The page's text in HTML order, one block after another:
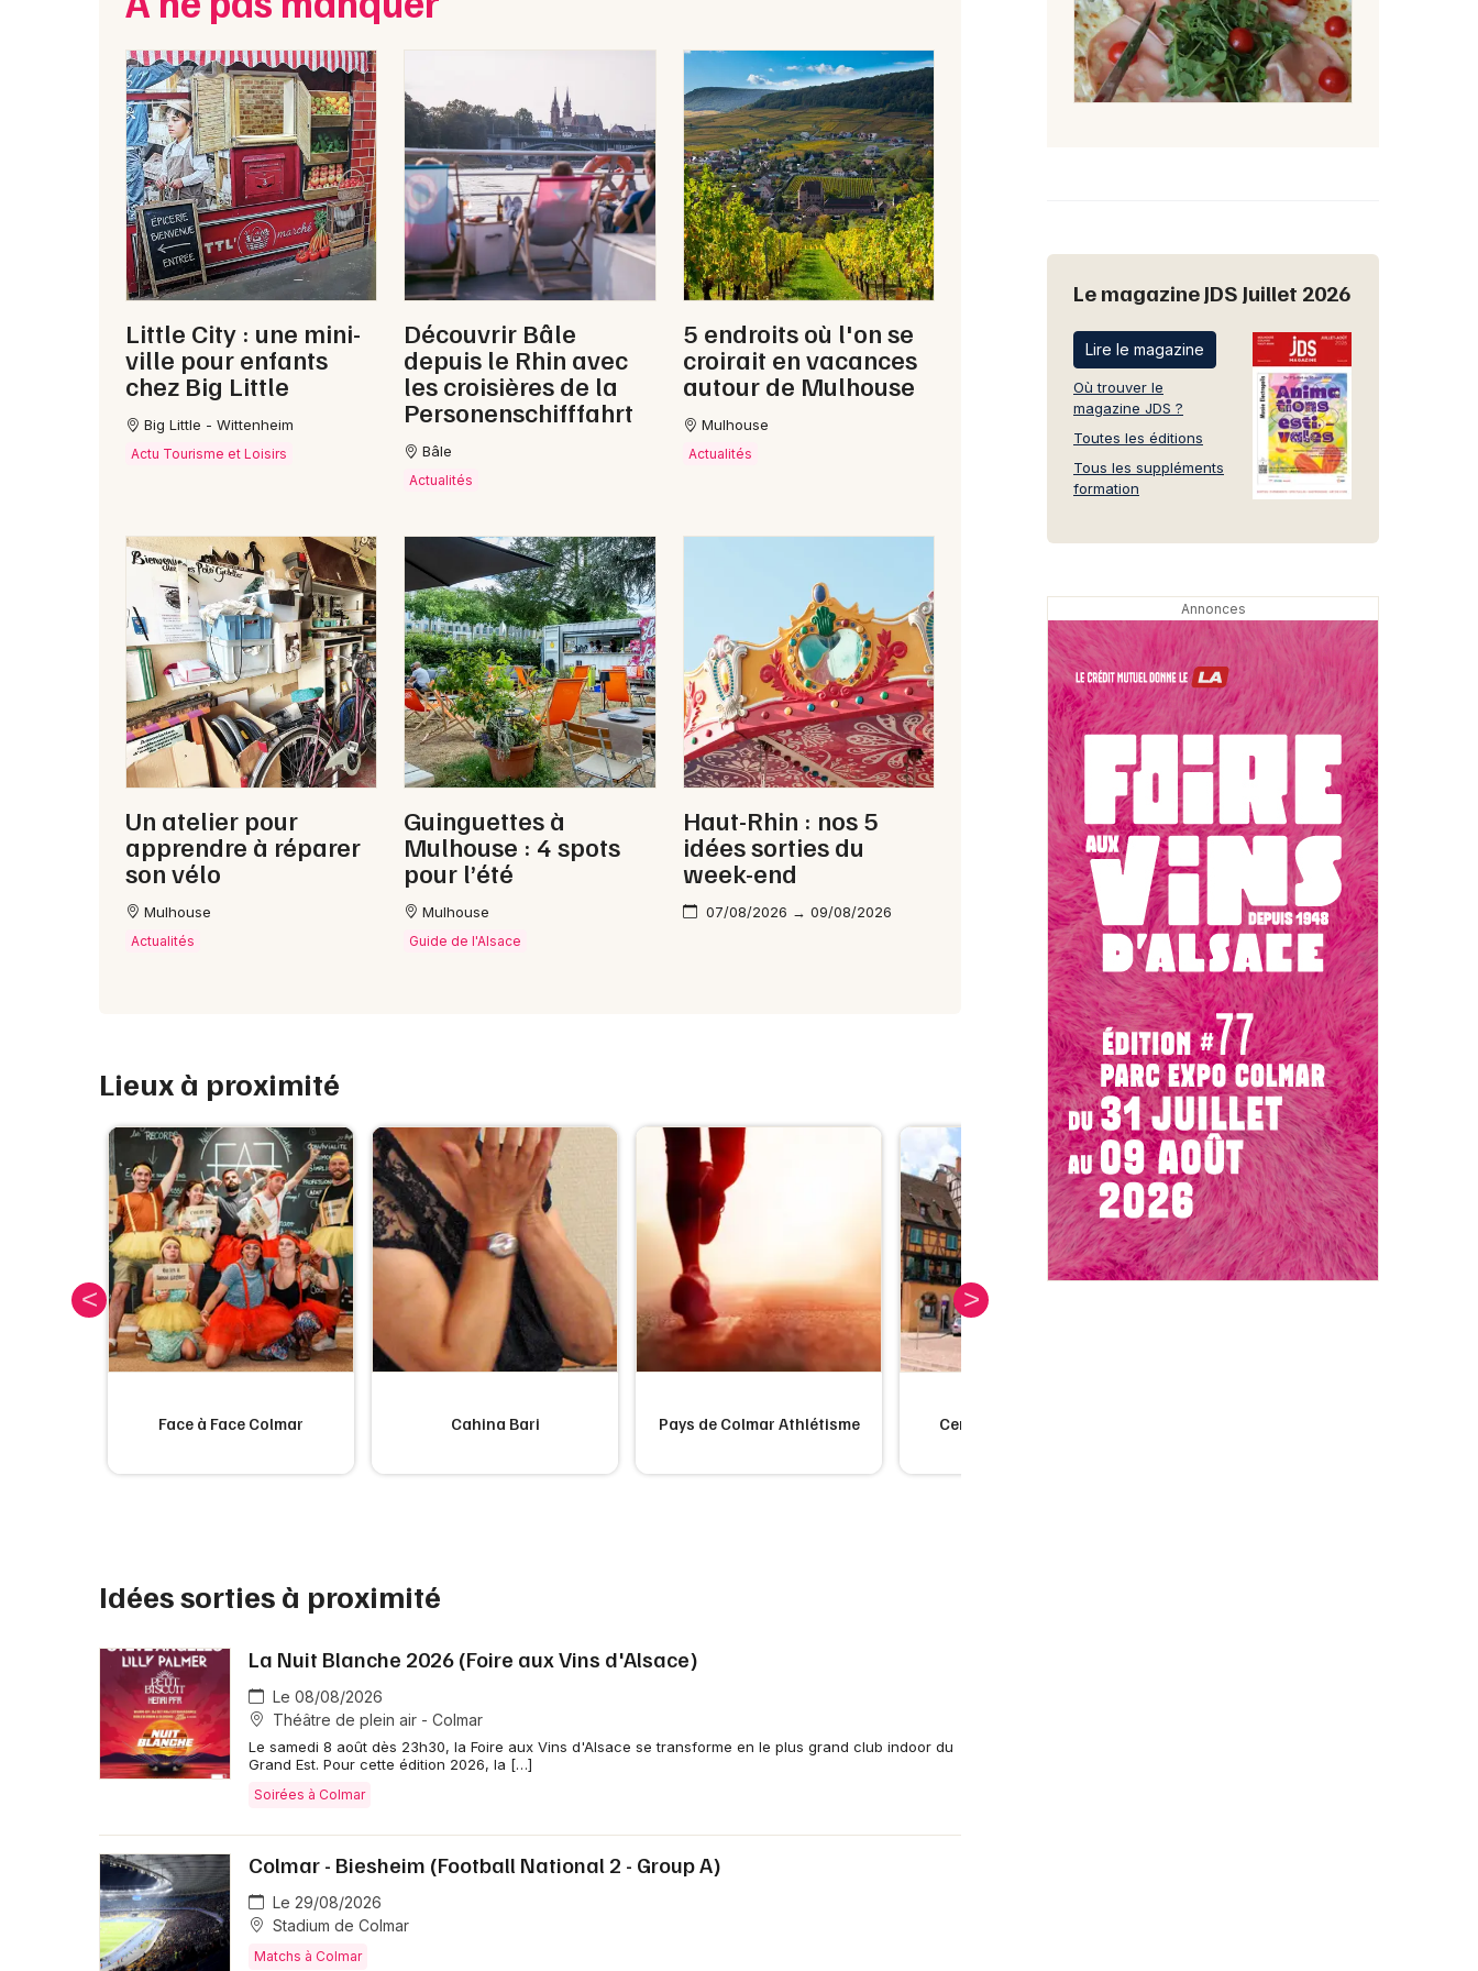
Little City : une mini-
ville pour enfants
chez Big Little
Big Little - Wittenheim
Actu Tourisme et Loisirs
Découvrir Bâle
depuis le Rhin avec
les croisières de la
Personenschifffahrt
Bâle
Actualités
5 endroits où l'on se
croirait en vacances
autour de Mulhouse
Mulhouse
Actualités
Un atelier pour
apprendre à réparer
son vélo
Mulhouse
Actualités
Guinguettes à
Mulhouse : 4 spots
pour l’été
Mulhouse
Guide de l'Alsace
Haut-Rhin : nos 5
idées sorties du
week-end
07/08/2026 → 09/08/2026
Lieux à proximité
Face à Face Colmar Cahina Bari Pays de Colmar Athlétisme Centre-ville de Colmar
Idées sorties à proximité
La Nuit Blanche 2026 (Foire aux Vins d'Alsace)
Le 08/08/2026
Théâtre de plein air - Colmar
Le samedi 8 août dès 23h30, la Foire aux Vins d'Alsace se transforme en le plus grand club indoor du
Grand Est. Pour cette édition 2026, la […]
Soirées à Colmar
Colmar - Biesheim (Football National 2 - Group A)
Le 29/08/2026
Stadium de Colmar
Matchs à Colmar
Le magazine JDS Juillet 2026
Lire le magazine
Où trouver le
magazine JDS ?
Toutes les éditions
Tous les suppléments
formation